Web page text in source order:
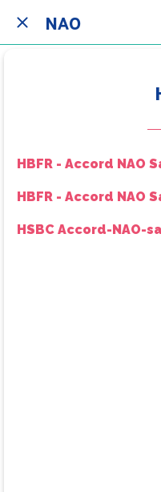
NAO
HBFR - Accord NAO
HBFR - Accord NAO
HSBC Accord-NAO-